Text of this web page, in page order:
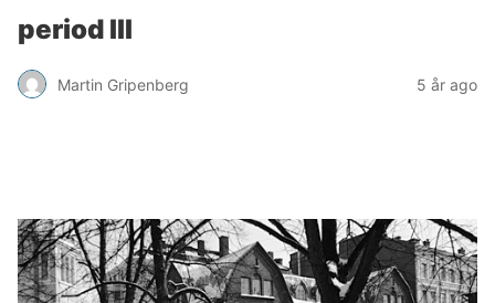
period III
Martin Gripenberg 5 år ago